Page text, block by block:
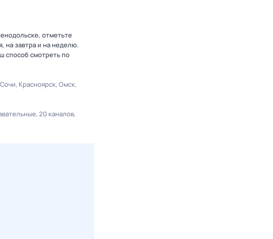
отметьте
на завтра и на неделю.
способ смотреть по
Сочи Красноярск Омск
20 каналов